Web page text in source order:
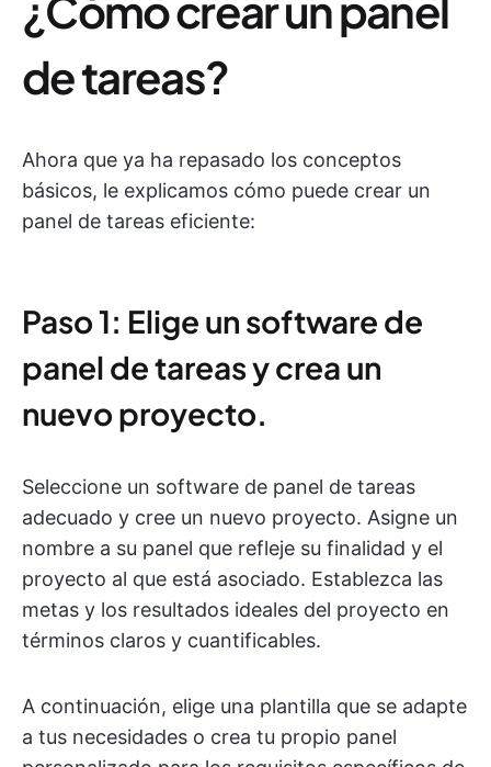
de tareas?
Ahora que ya ha repasado los conceptos
básicos, le explicamos cómo puede crear un
panel de tareas eficiente:
Paso 1: Elige un software de
panel de tareas y crea un
nuevo proyecto.
Seleccione un software de panel de tareas
adecuado y cree un nuevo proyecto. Asigne un
nombre a su panel que refleje su finalidad y el
proyecto al que está asociado. Establezca las
metas y los resultados ideales del proyecto en
términos claros y cuantificables.
A continuación, elige una plantilla que se adapte
a tus necesidades o crea tu propio panel